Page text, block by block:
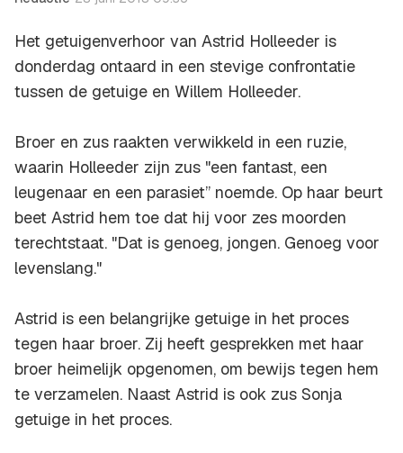
Het getuigenverhoor van Astrid Holleeder is
donderdag ontaard in een stevige confrontatie
tussen de getuige en Willem Holleeder.
Broer en zus raakten verwikkeld in een ruzie,
waarin Holleeder zijn zus "een fantast, een
leugenaar en een parasiet” noemde. Op haar beurt
beet Astrid hem toe dat hij voor zes moorden
terechtstaat. "Dat is genoeg, jongen. Genoeg voor
levenslang."
Astrid is een belangrijke getuige in het proces
tegen haar broer. Zij heeft gesprekken met haar
broer heimelijk opgenomen, om bewijs tegen hem
te verzamelen. Naast Astrid is ook zus Sonja
getuige in het proces.